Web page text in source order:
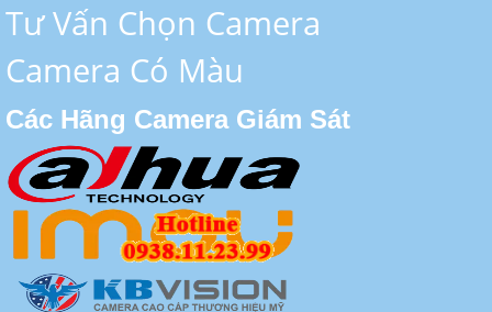
Tư Vấn Chọn Camera
Camera Có Màu
Các Hãng Camera Giám Sát